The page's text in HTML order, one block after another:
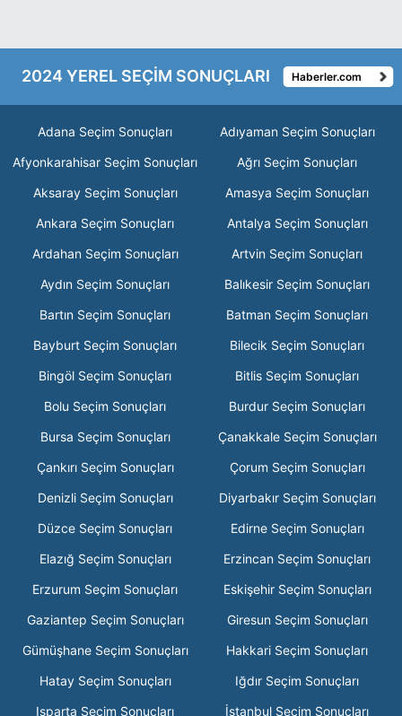
2024 YEREL SEÇİM SONUÇLARI Haberler.com
Adana Seçim Sonuçları
Adıyaman Seçim Sonuçları
Afyonkarahisar Seçim Sonuçları
Ağrı Seçim Sonuçları
Aksaray Seçim Sonuçları
Amasya Seçim Sonuçları
Ankara Seçim Sonuçları
Antalya Seçim Sonuçları
Ardahan Seçim Sonuçları
Artvin Seçim Sonuçları
Aydın Seçim Sonuçları
Balıkesir Seçim Sonuçları
Bartın Seçim Sonuçları
Batman Seçim Sonuçları
Bayburt Seçim Sonuçları
Bilecik Seçim Sonuçları
Bingöl Seçim Sonuçları
Bitlis Seçim Sonuçları
Bolu Seçim Sonuçları
Burdur Seçim Sonuçları
Bursa Seçim Sonuçları
Çanakkale Seçim Sonuçları
Çankırı Seçim Sonuçları
Çorum Seçim Sonuçları
Denizli Seçim Sonuçları
Diyarbakır Seçim Sonuçları
Düzce Seçim Sonuçları
Edirne Seçim Sonuçları
Elazığ Seçim Sonuçları
Erzincan Seçim Sonuçları
Erzurum Seçim Sonuçları
Eskişehir Seçim Sonuçları
Gaziantep Seçim Sonuçları
Giresun Seçim Sonuçları
Gümüşhane Seçim Sonuçları
Hakkari Seçim Sonuçları
Hatay Seçim Sonuçları
Iğdır Seçim Sonuçları
Isparta Seçim Sonuçları
İstanbul Seçim Sonuçları